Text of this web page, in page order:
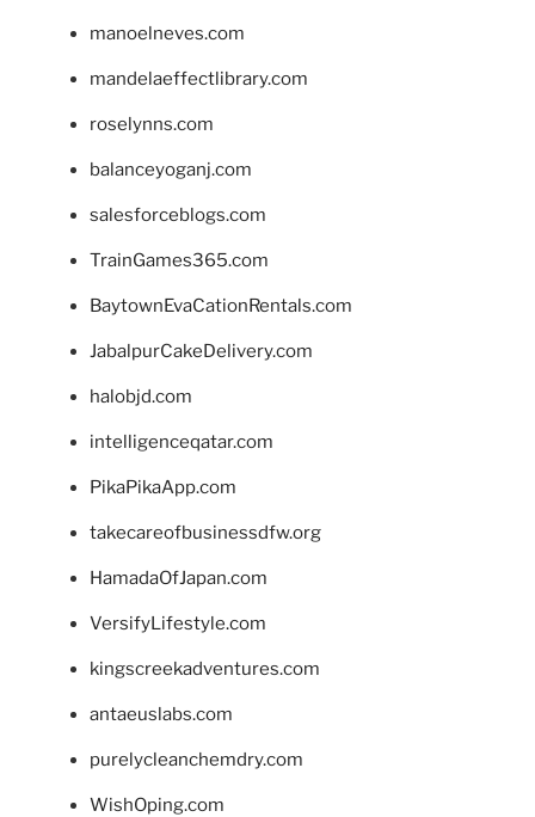
manoelneves.com
mandelaeffectlibrary.com
roselynns.com
balanceyoganj.com
salesforceblogs.com
TrainGames365.com
BaytownEvaCationRentals.com
JabalpurCakeDelivery.com
halobjd.com
intelligenceqatar.com
PikaPikaApp.com
takecareofbusinessdfw.org
HamadaOfJapan.com
VersifyLifestyle.com
kingscreekadventures.com
antaeuslabs.com
purelycleanchemdry.com
WishOping.com